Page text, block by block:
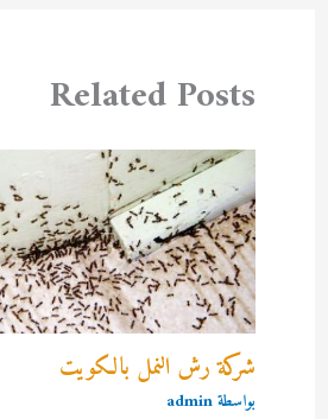
Related Posts
شركة رش النمل بالكويت
بواسطةadmin